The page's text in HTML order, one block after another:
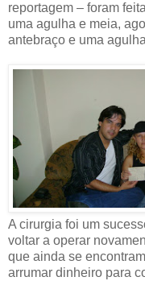
reportagem – foram
uma agulha e meia,
antebraço e uma
A cirurgia foi um
voltar a operar
que ainda se
arrumar dinheiro para